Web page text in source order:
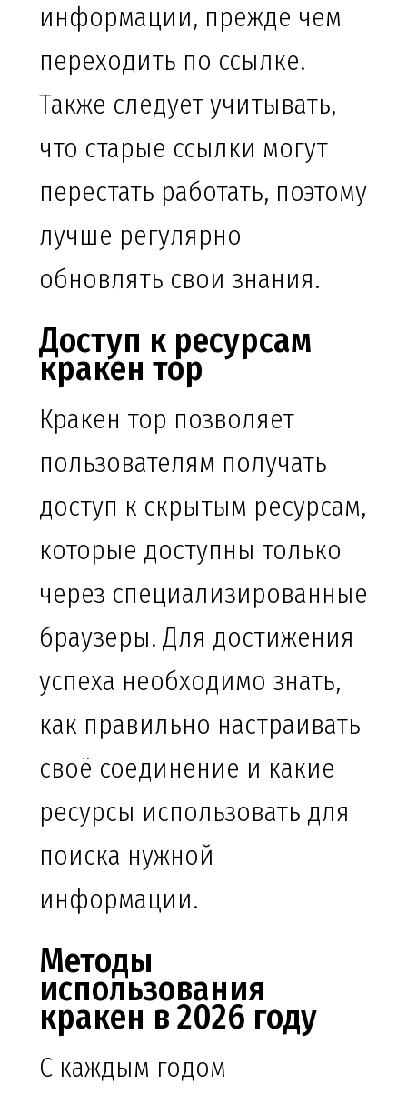
информации, прежде чем
переходить по ссылке.
Также следует учитывать,
что старые ссылки могут
перестать работать, поэтому
лучше регулярно
обновлять свои знания.
Доступ к ресурсам
кракен тор
Кракен тор позволяет
пользователям получать
доступ к скрытым ресурсам,
которые доступны только
через специализированные
браузеры. Для достижения
успеха необходимо знать,
как правильно настраивать
своё соединение и какие
ресурсы использовать для
поиска нужной
информации.
Методы
использования
кракен в 2026 году
С каждым годом